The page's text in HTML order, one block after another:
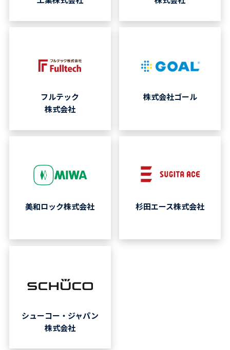
フルテック
株式会社
株式会社ゴール
美和ロック株式会社 杉田エース株式会社
シューコー・ジャパン
株式会社